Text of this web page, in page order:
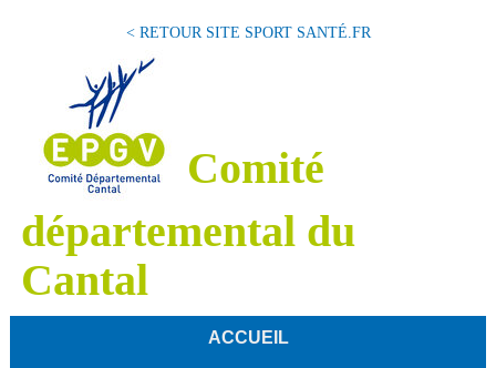
< RETOUR SITE SPORT SANTÉ.FR
Comité
départemental du
Cantal
ACCUEIL